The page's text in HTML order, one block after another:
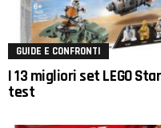
GUIDE E CONFRONTI
I 13 migliori set LEGO
test